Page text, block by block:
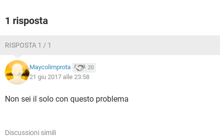
1 risposta
RISPOSTA 1 / 1
Maycolimprota 20
21 giu 2017 alle 23:58
Non sei il solo con questo problema
Discussioni simili